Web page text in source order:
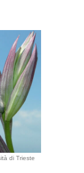
di Trieste